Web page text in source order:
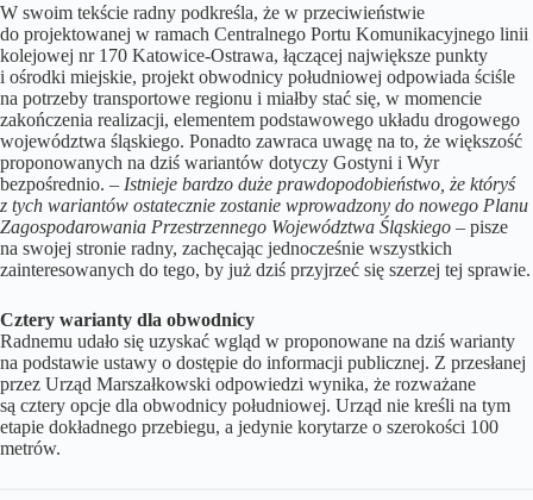
W swoim tekście radny podkreśla, że w przeciwieństwie
do projektowanej w ramach Centralnego Portu Komunikacyjnego linii
kolejowej nr 170 Katowice-Ostrawa, łączącej największe punkty
i ośrodki miejskie, projekt obwodnicy południowej odpowiada ściśle
na potrzeby transportowe regionu i miałby stać się, w momencie
zakończenia realizacji, elementem podstawowego układu drogowego
województwa śląskiego. Ponadto zawraca uwagę na to, że większość
proponowanych na dziś wariantów dotyczy Gostyni i Wyr
bezpośrednio. – Istnieje bardzo duże prawdopodobieństwo, że któryś
z tych wariantów ostatecznie zostanie wprowadzony do nowego Planu
Zagospodarowania Przestrzennego Województwa Śląskiego – pisze
na swojej stronie radny, zachęcając jednocześnie wszystkich
zainteresowanych do tego, by już dziś przyjrzeć się szerzej tej sprawie.
Cztery warianty dla obwodnicy
Radnemu udało się uzyskać wgląd w proponowane na dziś warianty
na podstawie ustawy o dostępie do informacji publicznej. Z przesłanej
przez Urząd Marszałkowski odpowiedzi wynika, że rozważane
są cztery opcje dla obwodnicy południowej. Urząd nie kreśli na tym
etapie dokładnego przebiegu, a jedynie korytarze o szerokości 100
metrów.